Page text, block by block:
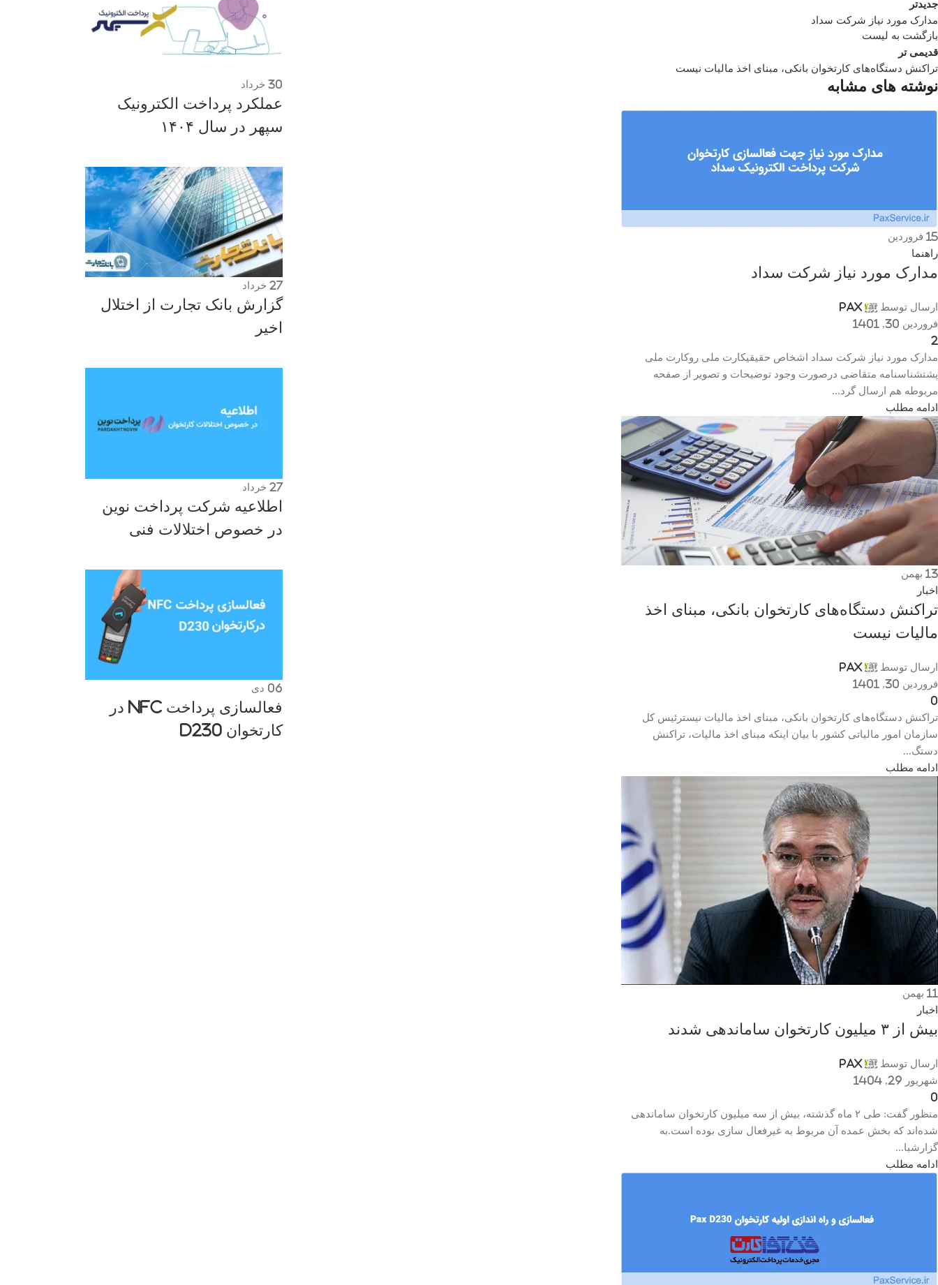
جدیدتر
مدارک مورد نیاز شرکت سداد
بازگشت به لیست
قدیمی تر
تراکنش دستگاه‌های کارتخوان بانکی، مبنای اخذ مالیات نیست
نوشته های مشابه
15 فروردین
راهنما
مدارک مورد نیاز شرکت سداد
ارسال توسط
Pax
فروردین 30, 1401
2
مدارک مورد نیاز شرکت سداد اشخاص حقیقیکارت ملی روکارت ملی
پشتشناسنامه متقاضی درصورت وجود توضیحات و تصویر از صفحه
مربوطه هم ارسال گرد...
ادامه مطلب
13 بهمن
اخبار
تراکنش دستگاه‌های کارتخوان بانکی، مبنای اخذ
مالیات نیست
ارسال توسط
Pax
فروردین 30, 1401
0
تراکنش دستگاه‌های کارتخوان بانکی، مبنای اخذ مالیات نیسترئیس کل
سازمان امور مالیاتی کشور با بیان اینکه مبنای اخذ مالیات، تراکنش
دستگ...
ادامه مطلب
11 بهمن
اخبار
بیش از ۳ میلیون کارتخوان ساماندهی شدند
ارسال توسط
Pax
شهریور 29, 1404
0
منظور گفت: طی ۲ ماه گذشته، بیش از سه میلیون کارتخوان ساماندهی
شده‌اند که بخش عمده آن مربوط به غیرفعال سازی بوده است.به
گزارشبا...
ادامه مطلب
30 خرداد
عملکرد پرداخت الکترونیک
سپهر در سال ۱۴۰۴
27 خرداد
گزارش بانک تجارت از اختلال
اخیر
27 خرداد
اطلاعیه شرکت پرداخت نوین
در خصوص اختلالات فنی
06 دی
فعالسازی پرداخت NFC در
کارتخوان D230